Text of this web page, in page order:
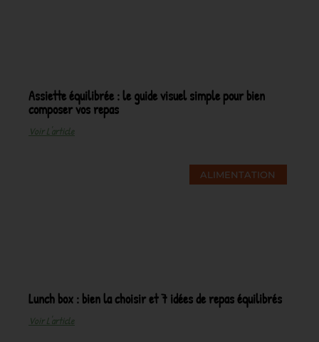
Assiette équilibrée : le guide visuel simple pour bien
composer vos repas
Voir L'article
ALIMENTATION
Lunch box : bien la choisir et 7 idées de repas équilibrés
Voir L'article